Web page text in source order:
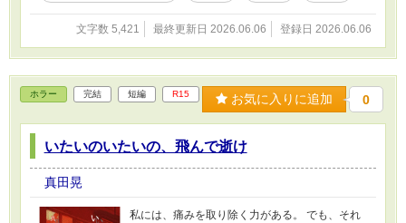
文字数 5,421 最終更新日 2026.06.06 登録日 2026.06.06
ホラー 完結 短編 R15 お気に入りに追加 0
いたいのいたいの、飛んで逝け
真田晃
私には、痛みを取り除く力がある。 でも、それ